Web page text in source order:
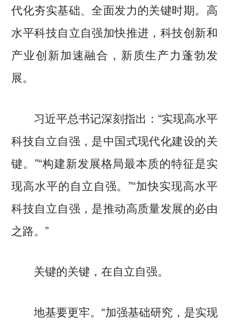
代化夯实基础、全面发力的关键时期。高
水平科技自立自强加快推进，科技创新和
产业创新加速融合，新质生产力蓬勃发
展。
习近平总书记深刻指出：“实现高水平
科技自立自强，是中国式现代化建设的关
键。”“构建新发展格局最本质的特征是实
现高水平的自立自强。”“加快实现高水平
科技自立自强，是推动高质量发展的必由
之路。”
关键的关键，在自立自强。
地基要更牢。“加强基础研究，是实现